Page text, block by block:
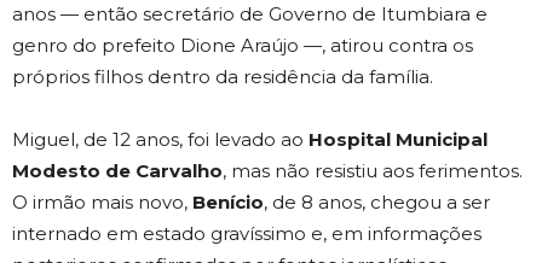
anos — então secretário de Governo de Itumbiara e
genro do prefeito Dione Araújo —, atirou contra os
próprios filhos dentro da residência da família.
Miguel, de 12 anos, foi levado ao Hospital Municipal
Modesto de Carvalho, mas não resistiu aos ferimentos.
O irmão mais novo, Benício, de 8 anos, chegou a ser
internado em estado gravíssimo e, em informações